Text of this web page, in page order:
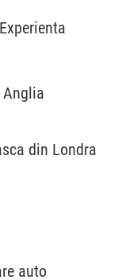
Anglia
din Londra
auto